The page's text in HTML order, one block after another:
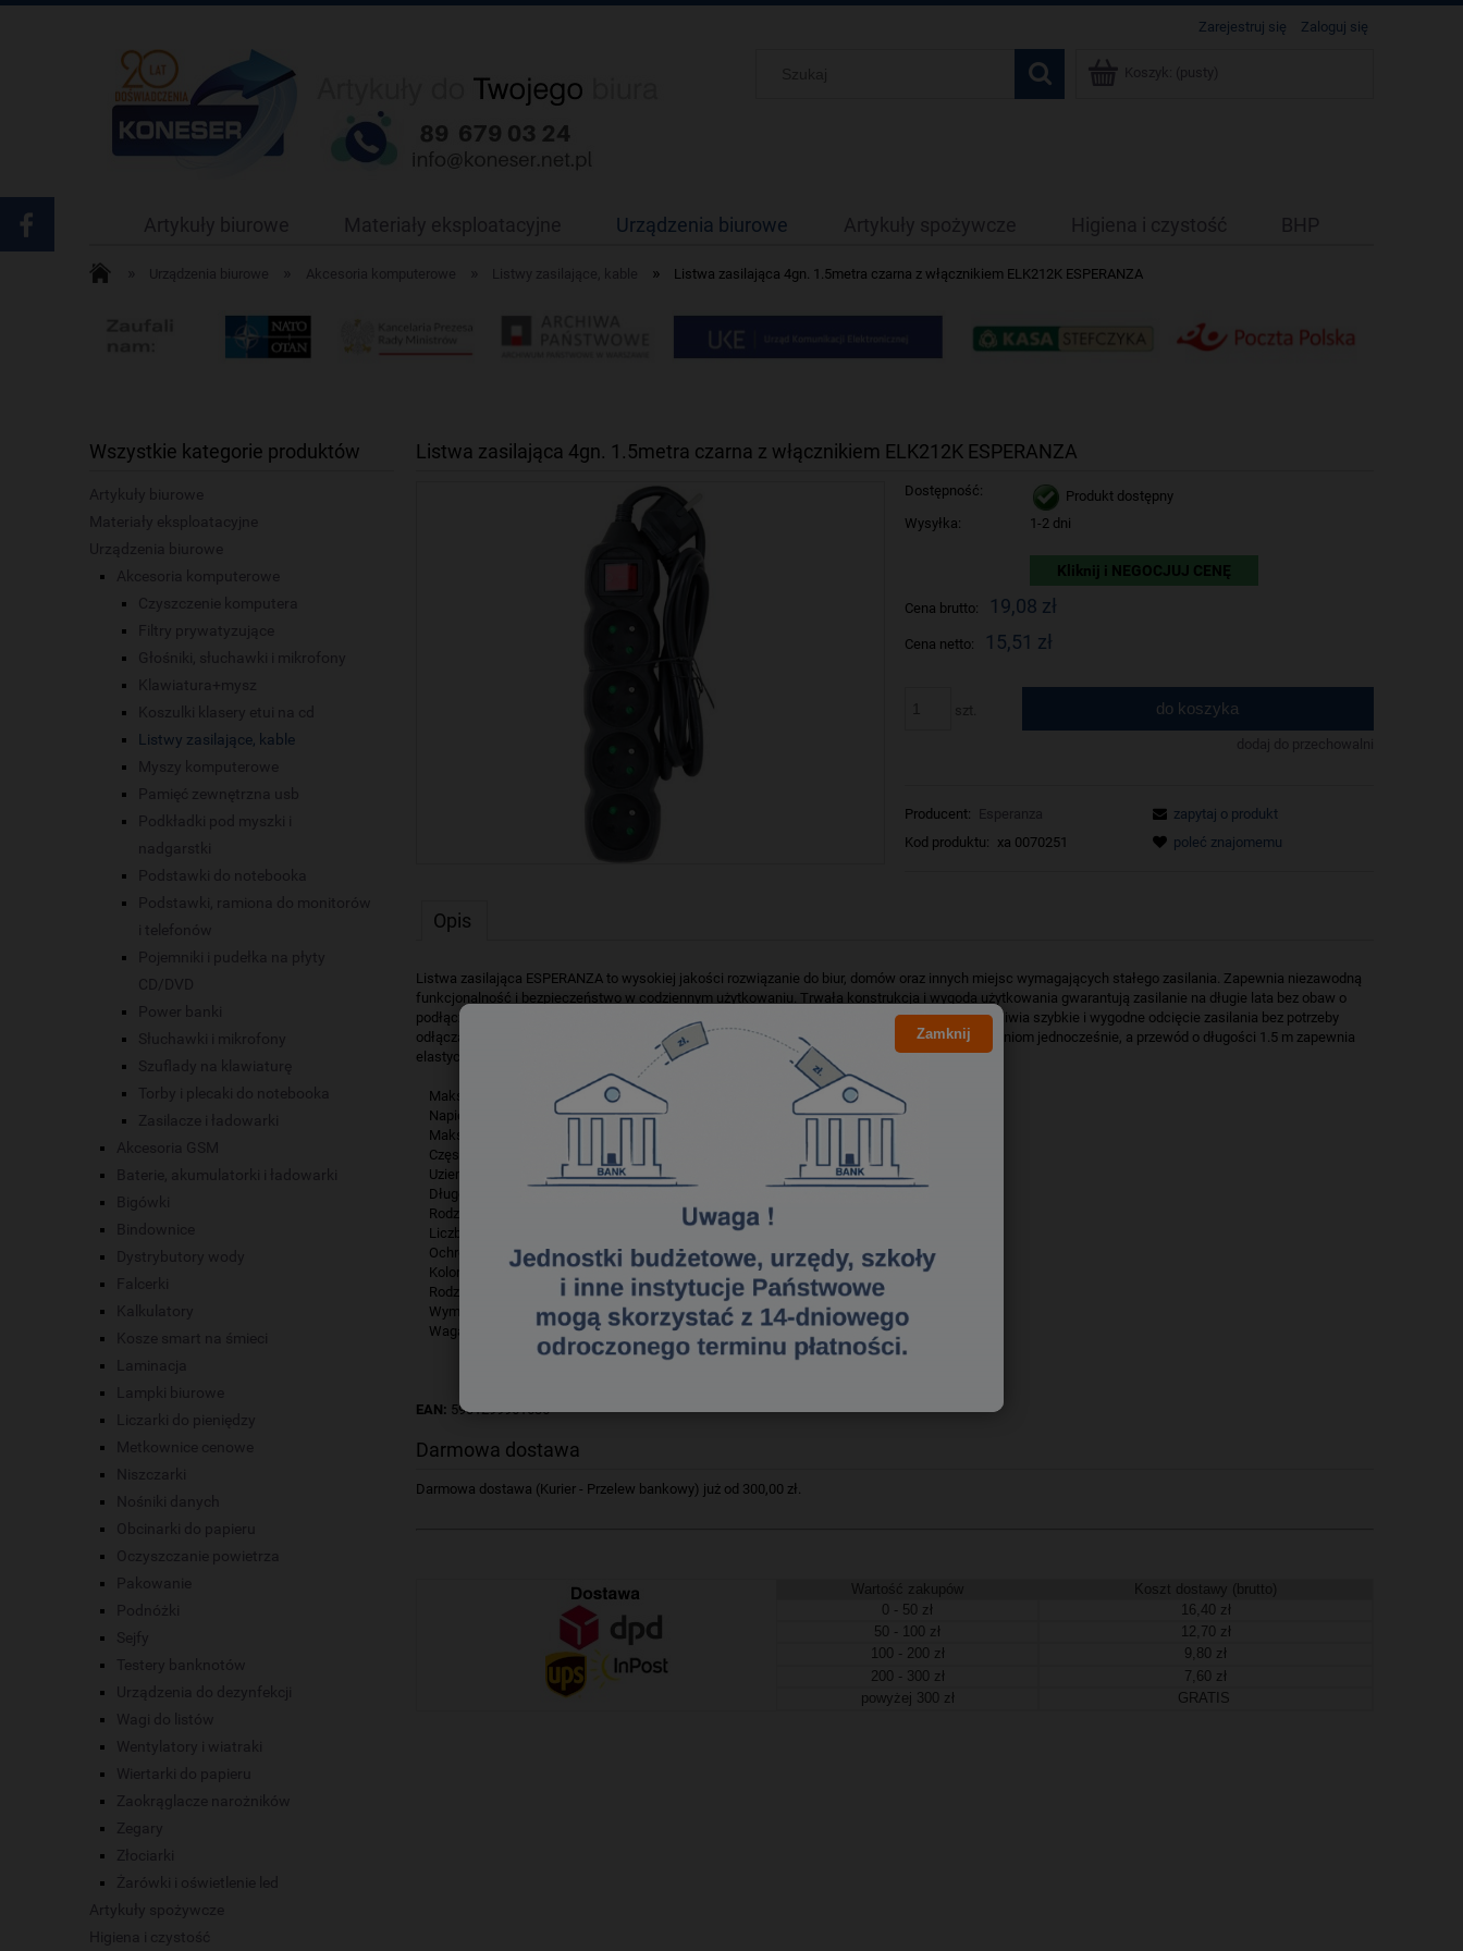
Zarejestruj się Zaloguj się
Koszyk: (pusty)
Artykuły biurowe Materiały eksploatacyjne Urządzenia biurowe Artykuły spożywcze Higiena i czystość BHP
Urządzenia biurowe Akcesoria komputerowe Listwy zasilające, kable » Listwa zasilająca 4gn. 1.5metra czarna z włącznikiem ELK212K ESPERANZA
Wszystkie kategorie produktów
Artykuły biurowe
Materiały eksploatacyjne
Urządzenia biurowe
Akcesoria komputerowe
Czyszczenie komputera
Filtry prywatyzujące
Głośniki, słuchawki i mikrofony
Klawiatura+mysz
Koszulki klasery etui na cd
Listwy zasilające, kable
Myszy komputerowe
Pamięć zewnętrzna usb
Podkładki pod myszki i
nadgarstki
Podstawki do notebooka
Podstawki, ramiona do monitorów
i telefonów
Pojemniki i pudełka na płyty
CD/DVD
Power banki
Słuchawki i mikrofony
Szuflady na klawiaturę
Torby i plecaki do notebooka
Zasilacze i ładowarki
Akcesoria GSM
Baterie, akumulatorki i ładowarki
Bigówki
Bindownice
Dystrybutory wody
Falcerki
Kalkulatory
Kosze smart na śmieci
Laminacja
Lampki biurowe
Liczarki do pieniędzy
Metkownice cenowe
Niszczarki
Nośniki danych
Obcinarki do papieru
Oczyszczanie powietrza
Pakowanie
Podnóżki
Sejfy
Testery banknotów
Urządzenia do dezynfekcji
Wagi do listów
Wentylatory i wiatraki
Wiertarki do papieru
Zaokrąglacze narożników
Zegary
Złociarki
Żarówki i oświetlenie led
Artykuły spożywcze
Higiena i czystość
Listwa zasilająca 4gn. 1.5metra czarna z włącznikiem ELK212K ESPERANZA
Dostępność:
Produkt dostępny
Wysyłka:
1-2 dni
Kliknij i NEGOCJUJ CENĘ
Cena brutto: 19,08 zł
Cena netto: 15,51 zł
do koszyka
dodaj do przechowalni
Producent:
Esperanza
Kod produktu: xa 0070251
zapytaj o produkt
poleć znajomemu
Opis
Listwa zasilająca ESPERANZA to wysokiej jakości rozwiązanie do biur, domów oraz innych miejsc wymagających stałego zasilania. Zapewnia niezawodną
funkcjonalność i bezpieczeństwo w codziennym użytkowaniu. Trwała konstrukcja i wygoda użytkowania gwarantują zasilanie na długie lata bez obaw o
podłączone urządzenia. Dodatkowo, listwa wyposażona jest w praktyczny włącznik, który umożliwia szybkie i wygodne odcięcie zasilania bez potrzeby
odłączania urządzeń od gniazdek. Cztery gniazda pozwalają na dostarczanie prądu kilku urządzeniom jednocześnie, a przewód o długości 1.5 m zapewnia
elastyczność w umiejscowieniu listwy.
Maksymalne obciążenie: 3680 W
Napięcie znamionowe: 220–250 V
Maksymalny prąd impulsu: 16 A
Częstotliwość znamionowa: 50 Hz
Uziemienie: tak
Długość całkowita: ok. 1.5 m
Rodzaj gniazd: typ E z bolcem
Liczba gniazd: 4
Ochrona przed dziećmi: tak
Kolor: czarny
Rodzaj przewodu: miedziany, 3 x 1.5 mm2
Wymiary: 24 x 5 x 4.5 cm
Waga: 340 g
EAN: 5901299961636
Darmowa dostawa
Darmowa dostawa (Kurier - Przelew bankowy) już od 300,00 zł.
Wartość zakupów
Koszt dostawy (brutto)
0 - 50 zł
16,40 zł
50 - 100 zł
12,70 zł
100 - 200 zł
9,80 zł
200 - 300 zł
7,60 zł
powyżej 300 zł
GRATIS
Zamknij